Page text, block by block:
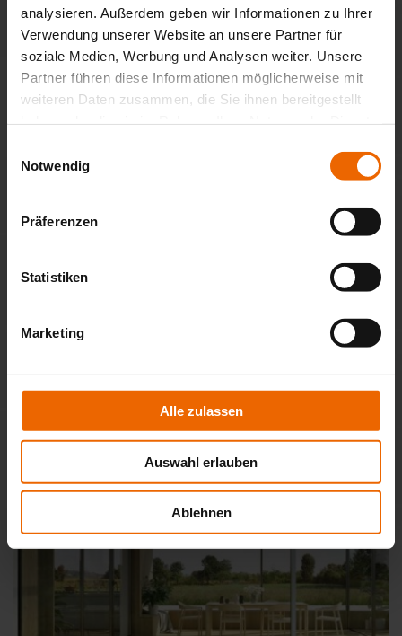
analysieren. Außerdem geben wir Informationen zu Ihrer
Verwendung unserer Website an unsere Partner für
soziale Medien, Werbung und Analysen weiter. Unsere
Partner führen diese Informationen möglicherweise mit
weiteren Daten zusammen, die Sie ihnen bereitgestellt
Notwendig
Präferenzen
Statistiken
Marketing
Alle zulassen
Auswahl erlauben
Ablehnen